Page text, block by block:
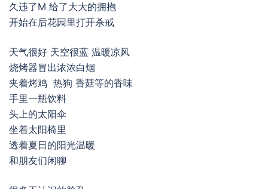
久违了M 给了大大的拥抱
开始在后花园里打开杀戒
天气很好 天空很蓝 温暖凉风
烧烤器冒出浓浓白烟
夹着烤鸡 热狗 香菇等的香味
手里一瓶饮料
头上的太阳伞
坐着太阳椅里
透着夏日的阳光温暖
和朋友们闲聊